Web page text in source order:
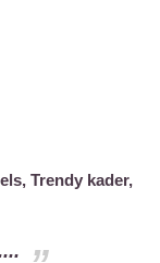
Trendy kader,